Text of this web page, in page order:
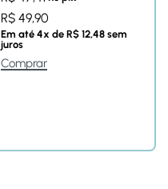
R$ 49,90
Em até 4x de R$ 12,48 sem
juros
Comprar